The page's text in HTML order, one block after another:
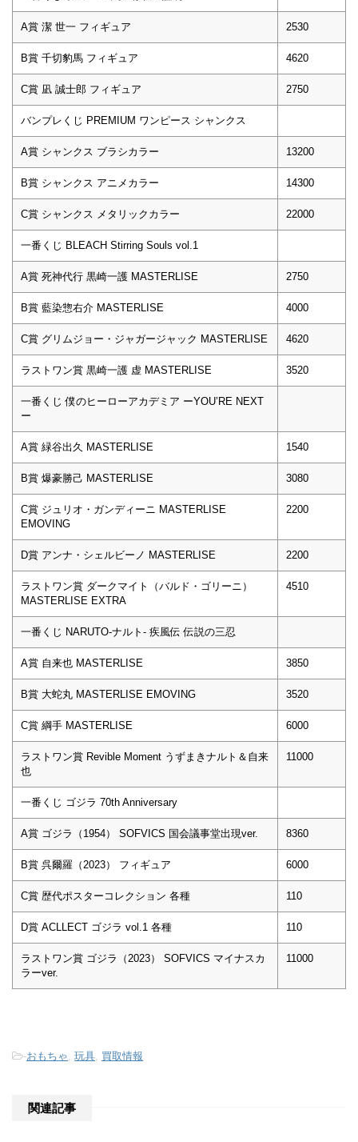
A賞 潔 世一 フィギュア 2530
B賞 千切豹馬 フィギュア 4620
C賞 凪 誠士郎 フィギュア 2750
バンプレくじ PREMIUM ワンピース シャンクス
A賞 シャンクス ブラシカラー 13200
B賞 シャンクス アニメカラー 14300
C賞 シャンクス メタリックカラー 22000
一番くじ BLEACH Stirring Souls vol.1
A賞 死神代行 黒崎一護 MASTERLISE 2750
B賞 藍染惣右介 MASTERLISE 4000
C賞 グリムジョー・ジャガージャック MASTERLISE 4620
ラストワン賞 黒崎一護 虚 MASTERLISE 3520
一番くじ 僕のヒーローアカデミア ーYOU’RE NEXT
ー
A賞 緑谷出久 MASTERLISE 1540
B賞 爆豪勝己 MASTERLISE 3080
C賞 ジュリオ・ガンディーニ MASTERLISE
EMOVING
2200
D賞 アンナ・シェルビーノ MASTERLISE 2200
ラストワン賞 ダークマイト（バルド・ゴリーニ）
MASTERLISE EXTRA
4510
一番くじ NARUTO-ナルト- 疾風伝 伝説の三忍
A賞 自来也 MASTERLISE 3850
B賞 大蛇丸 MASTERLISE EMOVING 3520
C賞 綱手 MASTERLISE 6000
ラストワン賞 Revible Moment うずまきナルト＆自来
也
11000
一番くじ ゴジラ 70th Anniversary
A賞 ゴジラ（1954） SOFVICS 国会議事堂出現ver. 8360
B賞 呉爾羅（2023） フィギュア 6000
C賞 歴代ポスターコレクション 各種 110
D賞 ACLLECT ゴジラ vol.1 各種 110
ラストワン賞 ゴジラ（2023） SOFVICS マイナスカ
ラーver.
11000
-おもちゃ 玩具 買取情報
関連記事